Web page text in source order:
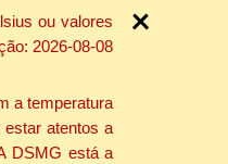
ou valores
2026-08-08
a temperatura
atentos a
DSMG está a